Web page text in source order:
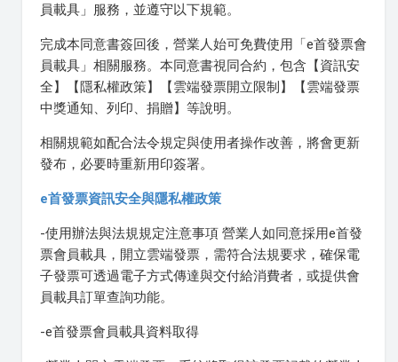
員載具」服務，並遵守以下規範。
完成本同意書簽回後，營業人始可免費使用「e首發票會
員載具」相關服務。本同意書視同合約，包含【資訊安
全】【隱私權政策】【雲端發票開立限制】【雲端發票
中獎通知、列印、捐贈】等說明。
相關規範如配合法令規定與使用者操作改善，將會更新
發布，必要時重新用印簽署。
e首發票資訊安全與隱私權政策
-使用辦法與法規規定注意事項 營業人如同意採用e首發
票會員載具，開立雲端發票，需符合法規要求，確保電
子發票可透過電子方式傳達與交付給消費者，或提供會
員載具訂單查詢功能。
-e首發票會員載具資料取得